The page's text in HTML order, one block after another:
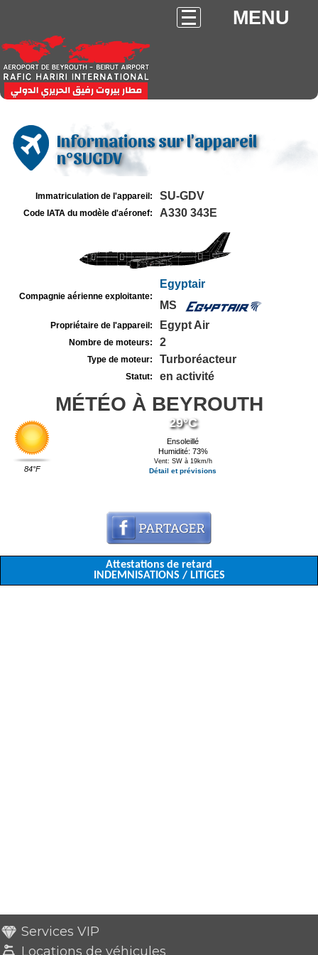
MENU
Informations sur l'appareil
n°SUGDV
Immatriculation de l'appareil: SU-GDV
Code IATA du modèle d'aéronef: A330 343E
Compagnie aérienne exploitante:
Egyptair
MS
Propriétaire de l'appareil: Egypt Air
Nombre de moteurs: 2
Type de moteur: Turboréacteur
Statut: en activité
MÉTÉO À BEYROUTH
84°F
29°C
Ensoleillé
Humidité: 73%
Vent: SW à 19km/h
Détail et prévisions
Attestations de retard
INDEMNISATIONS / LITIGES
Services VIP
Locations de véhicules